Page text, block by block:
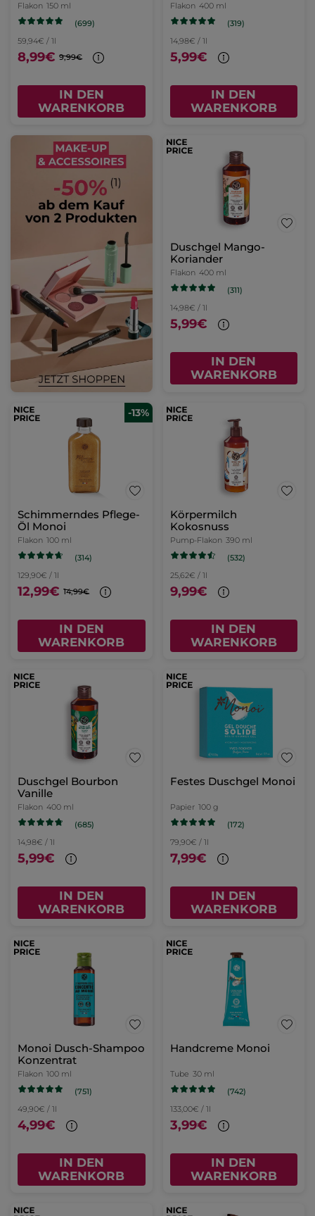
Flakon 150 ml
(699)
59,94€ / 1l
8,99€ 9,99€
IN DEN
WARENKORB
Flakon 400 ml
(319)
14,98€ / 1l
5,99€
IN DEN
WARENKORB
Duschgel Mango-
Koriander
Flakon 400 ml
(311)
14,98€ / 1l
5,99€
IN DEN
WARENKORB
-13%
Schimmerndes Pflege-
Öl Monoi
Flakon 100 ml
(314)
129,90€ / 1l
12,99€ 14,99€
IN DEN
WARENKORB
Körpermilch
Kokosnuss
Pump-Flakon 390 ml
(532)
25,62€ / 1l
9,99€
IN DEN
WARENKORB
Duschgel Bourbon
Vanille
Flakon 400 ml
(685)
14,98€ / 1l
5,99€
IN DEN
WARENKORB
Festes Duschgel Monoi
Papier 100 g
(172)
79,90€ / 1l
7,99€
IN DEN
WARENKORB
Monoi Dusch-Shampoo
Konzentrat
Flakon 100 ml
(751)
49,90€ / 1l
4,99€
IN DEN
WARENKORB
Handcreme Monoi
Tube 30 ml
(742)
133,00€ / 1l
3,99€
IN DEN
WARENKORB